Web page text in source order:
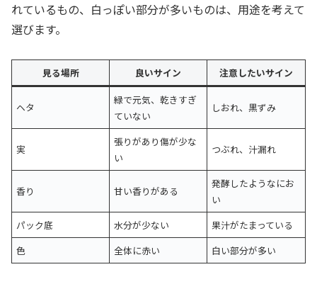
れているもの、白っぽい部分が多いものは、用途を考えて
選びます。
見る場所 良いサイン 注意したいサイン
ヘタ
緑で元気、乾きすぎ
ていない
しおれ、黒ずみ
実
張りがあり傷が少な
い
つぶれ、汁漏れ
香り 甘い香りがある
発酵したようなにお
い
パック底
水分が少ない
果汁がたまっている
色
全体に赤い 白い部分が多い